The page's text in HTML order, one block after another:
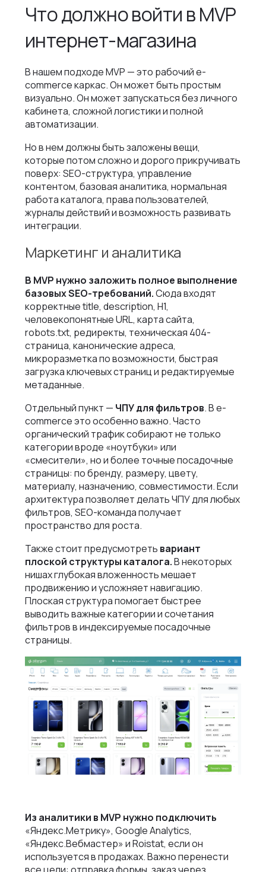
Что должно войти в MVP
интернет-магазина
В нашем подходе MVP — это рабочий e-
commerce каркас. Он может быть простым
визуально. Он может запускаться без личного
кабинета, сложной логистики и полной
автоматизации.
Но в нем должны быть заложены вещи,
которые потом сложно и дорого прикручивать
поверх: SEO-структура, управление
контентом, базовая аналитика, нормальная
работа каталога, права пользователей,
журналы действий и возможность развивать
интеграции.
Маркетинг и аналитика
В MVP нужно заложить полное выполнение
базовых SEO-требований.Сюда входят
корректные title, description, H1,
человекопонятные URL, карта сайта,
robots.txt, редиректы, техническая 404-
страница, канонические адреса,
микроразметка по возможности, быстрая
загрузка ключевых страниц и редактируемые
метаданные.
Отдельный пункт — ЧПУ для фильтров. В e-
commerce это особенно важно. Часто
органический трафик собирают не только
категории вроде «ноутбуки» или
«смесители», но и более точные посадочные
страницы: по бренду, размеру, цвету,
материалу, назначению, совместимости. Если
архитектура позволяет делать ЧПУ для любых
фильтров, SEO-команда получает
пространство для роста.
Также стоит предусмотреть вариант
плоской структуры каталога.В некоторых
нишах глубокая вложенность мешает
продвижению и усложняет навигацию.
Плоская структура помогает быстрее
выводить важные категории и сочетания
фильтров в индексируемые посадочные
страницы.
Из аналитики в MVP нужно подключить
«Яндекс.Метрику», Google Analytics,
«Яндекс.Вебмастер» и Roistat, если он
используется в продажах. Важно перенести